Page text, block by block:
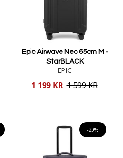
Epic Airwave Neo 65cm M -
StarBLACK
EPIC
Reducerat
1 199 KR 1 599 KR
-20%